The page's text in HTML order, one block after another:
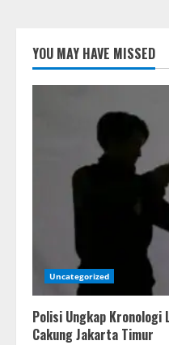
YOU MAY HAVE MISSED
Uncategorized
Polisi Ungkap Kronologi
Cakung Jakarta Timur